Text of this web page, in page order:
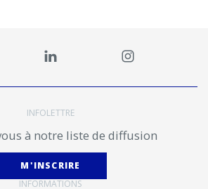
INFOLETTRE
à notre liste de diffusion
M'INSCRIRE
INFORMATIONS